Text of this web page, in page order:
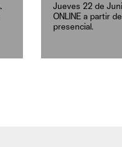
Jueves 22 de
ONLINE a partir
presencial.